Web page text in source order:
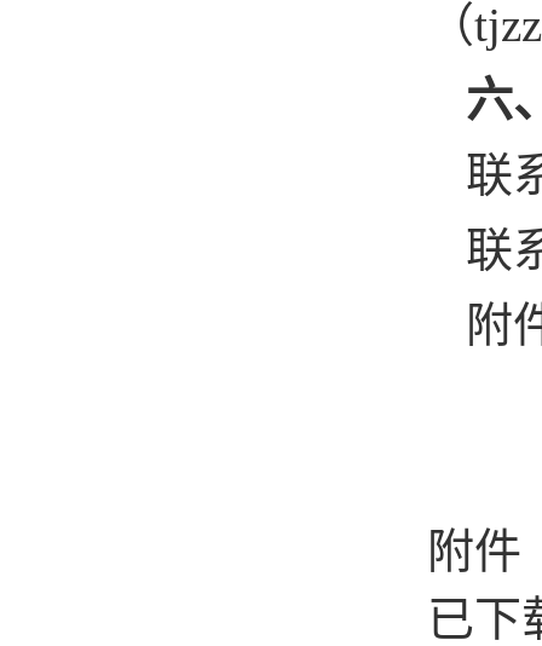
（
六
联
联
附
附件
已下